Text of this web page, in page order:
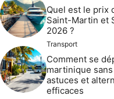
Quel est le prix
Saint-Martin et
2026 ?
Transport
Comment se
martinique
astuces et
efficaces